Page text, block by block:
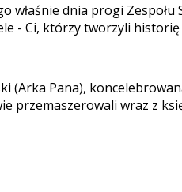
właśnie dnia progi
- Ci, którzy tworzyli historię
(Arka Pana),
przemaszerowali wraz z